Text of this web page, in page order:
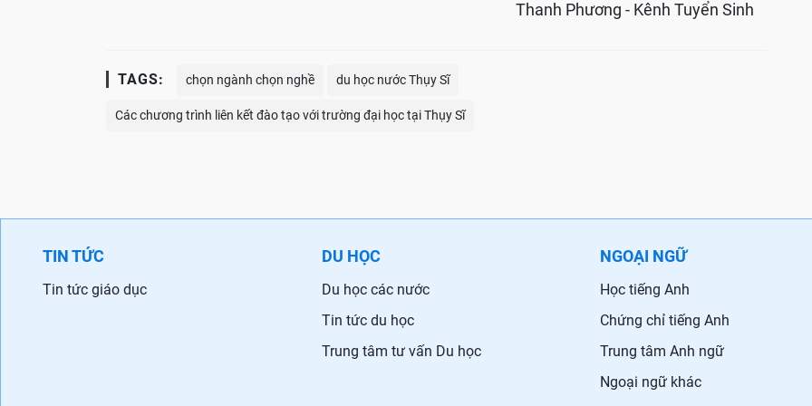
Thanh Phương - Kênh Tuyển Sinh
TAGS: chọn ngành chọn nghề du học nước Thụy Sĩ
Các chương trình liên kết đào tạo với trường đại học tại Thụy Sĩ
TIN TỨC
Tin tức giáo dục
DU HỌC
Du học các nước
Tin tức du học
Trung tâm tư vấn Du học
NGOẠI NGỮ
Học tiếng Anh
Chứng chỉ tiếng Anh
Trung tâm Anh ngữ
Ngoại ngữ khác